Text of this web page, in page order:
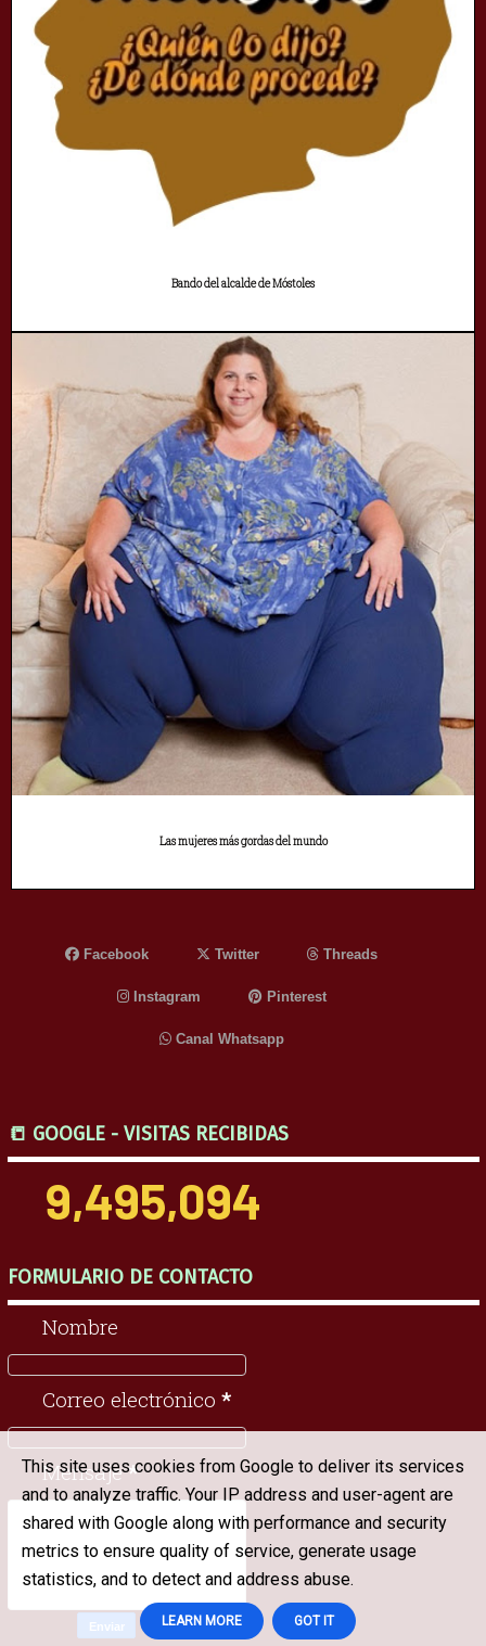
Bando del alcalde de Móstoles
Las mujeres más gordas del mundo
Facebook Twitter Threads
Instagram Pinterest
Canal Whatsapp
📒 GOOGLE - VISITAS RECIBIDAS
9,495,094
FORMULARIO DE CONTACTO
Nombre
Correo electrónico *
Mensaje*
This site uses cookies from Google to deliver its services
and to analyze traffic. Your IP address and user-agent are
shared with Google along with performance and security
metrics to ensure quality of service, generate usage
statistics, and to detect and address abuse.
LEARN MORE GOT IT